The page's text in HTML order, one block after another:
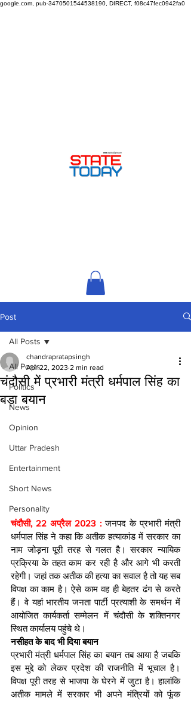
google.com, pub-3470501544538190, DIRECT, f08c47fec0942fa0
Post
All Posts
Politics
News
Opinion
Uttar Pradesh
Entertainment
Short News
Personality
All Posts
चंदौसी में प्रभारी मंत्री धर्मपाल सिंह का
बड़ा बयान
chandrapratapsingh
Apr 22, 2023 2 min read
चंदौसी, 22 अप्रैल 2023 : जनपद के प्रभारी मंत्री
धर्मपाल सिंह ने कहा कि अतीक हत्याकांड में सरकार का
नाम जोड़ना पूरी तरह से गलत है। सरकार न्यायिक
प्रक्रिया के तहत काम कर रही है और आगे भी करती
रहेगी। जहां तक अतीक की हत्या का सवाल है तो यह सब
विपक्ष का काम है। ऐसे काम वह ही बेहतर ढंग से करते
हैं। वे यहां भारतीय जनता पार्टी प्रत्याशी के समर्थन में
आयोजित कार्यकर्ता सम्मेलन में चंदौसी के शक्तिनगर
स्थित कार्यालय पहुंचे थे।
नसीहत के बाद भी दिया बयान
प्रभारी मंत्री धर्मपाल सिंह का बयान तब आया है जबकि
इस मुद्दे को लेकर प्रदेश की राजनीति में भूचाल है।
विपक्ष पूरी तरह से भाजपा के घेरने में जुटा है। हालांकि
अतीक मामले में सरकार भी अपने मंत्रियों को फूंक